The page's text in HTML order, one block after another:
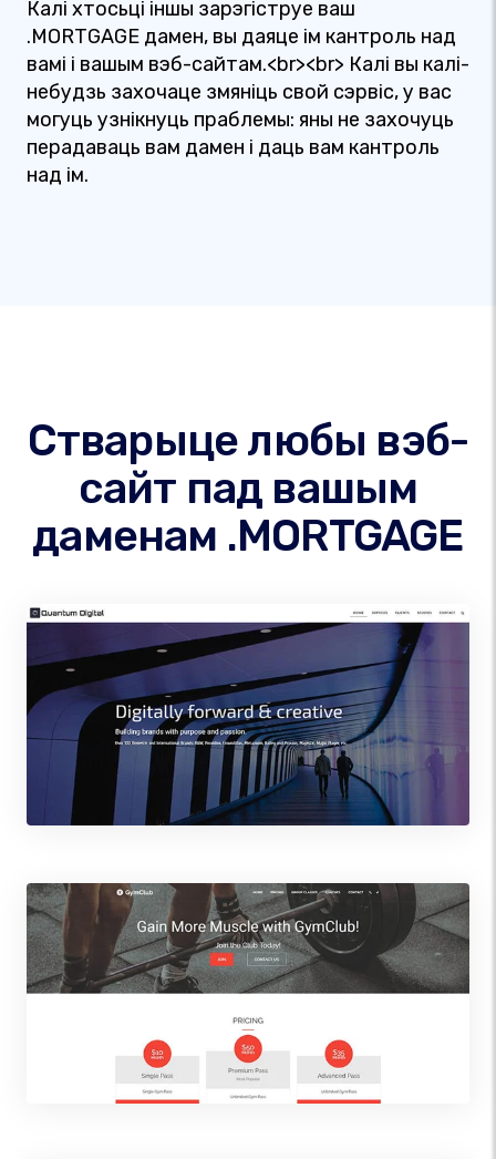
Калі хтосьці іншы зарэгіструе ваш
.MORTGAGE дамен, вы даяце ім кантроль над
вамі і вашым вэб-сайтам.<br><br> Калі вы калі-
небудзь захочаце змяніць свой сэрвіс, у вас
могуць узнікнуць праблемы: яны не захочуць
перадаваць вам дамен і даць вам кантроль
над ім.
Стварыце любы вэб-
сайт пад вашым
даменам .MORTGAGE